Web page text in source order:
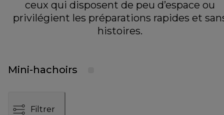
ceux qui disposent de peu d’espace ou
privilégient les préparations rapides et
histoires.
Mini-hachoirs
Filtrer